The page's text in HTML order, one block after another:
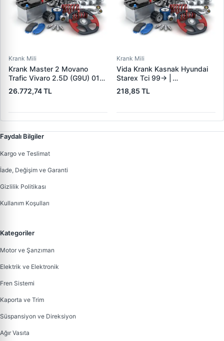
Krank Mili
Krank Master 2 Movano
Trafic Vivaro 2.5D (G9U) 01>
(Dovme Celik) | GENMOT
1181-1 | OEM 8200231611
26.772,74 TL
Krank Mili
Vida Krank Kasnak Hyundai
Starex Tci 99-> |
WAGENBURG 15233006 |
OEM 23127-42001-23127-
218,85 TL
Faydalı Bilgiler
Kargo ve Teslimat
İade, Değişim ve Garanti
Gizlilik Politikası
Kullanım Koşulları
Kategoriler
Motor ve Şanzıman
Elektrik ve Elektronik
Fren Sistemi
Kaporta ve Trim
Süspansiyon ve Direksiyon
Ağır Vasıta